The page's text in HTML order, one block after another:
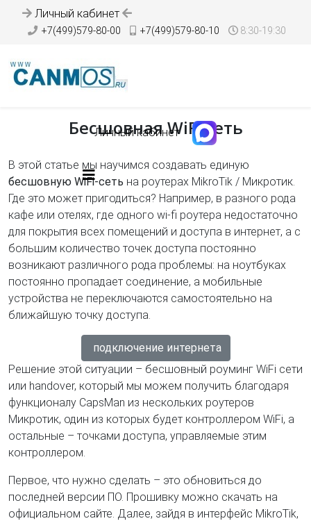
Личный кабинет
+7(499)579-80-00 +7(499)579-80-10 8:30-19:30
Личный кабинет
Бесшовная WiFi сеть
В этой статье мы научимся создавать единую
бесшовную WiFi-сеть на роутерах MikroTik / Микротик.
Где это может пригодиться? Например, в разного рода
кафе или отелях, где одного wi-fi роутера недостаточно
для покрытия всех помещений и доступа в интернет, а с
большим количество точек доступа постоянно
возникают различного рода проблемы: на ноутбуках
постоянно пропадает соединение, а мобильные
устройства не переключаются самостоятельно на
ближайшую точку доступа.
подключение интернета
Решение этой ситуации – бесшовный роуминг WiFi сети
или handover, который мы можем получить благодаря
функционалу CapsMan из нескольких роутеров
Микротик, один из которых будет контроллером WiFi, а
остальные – точками доступа, управляемые этим
контроллером.
Первое, что нужно сделать – это обновиться до
последней версии ПО. Прошивку можно скачать на
официальном сайте. Далее, зайдя в интерфейс MikroTik,